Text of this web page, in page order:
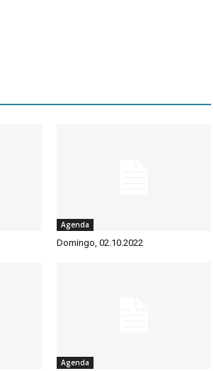
Agenda
Domingo, 02.10.2022
Agenda